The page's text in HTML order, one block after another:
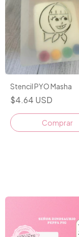
Stencil PYO Masha
$4.64 USD
Comprar